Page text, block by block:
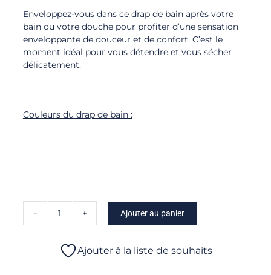
Enveloppez-vous dans ce drap de bain après votre
bain ou votre douche pour profiter d’une sensation
enveloppante de douceur et de confort. C’est le
moment idéal pour vous détendre et vous sécher
délicatement.
Couleurs du drap de bain :
quantité
Naïade
Ajouter au panier
Ajouter à la liste de souhaits